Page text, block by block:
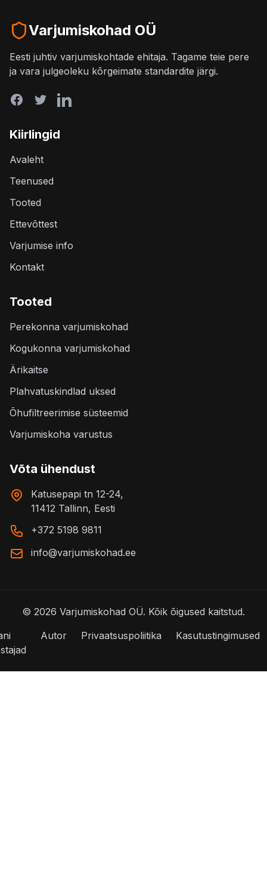
Varjumiskohad OÜ
Eesti juhtiv varjumiskohtade ehitaja. Tagame teie pere
ja vara julgeoleku kõrgeimate standardite järgi.
Kiirlingid
Avaleht
Teenused
Tooted
Ettevõttest
Varjumise info
Kontakt
Tooted
Perekonna varjumiskohad
Kogukonna varjumiskohad
Ärikaitse
Plahvatuskindlad uksed
Õhufiltreerimise süsteemid
Varjumiskoha varustus
Võta ühendust
Katusepapi tn 12-24,
11412 Tallinn, Eesti
+372 5198 9811
info@varjumiskohad.ee
© 2026 Varjumiskohad OÜ. Kõik õigused kaitstud.
Autor Privaatsuspoliitika Kasutustingimused